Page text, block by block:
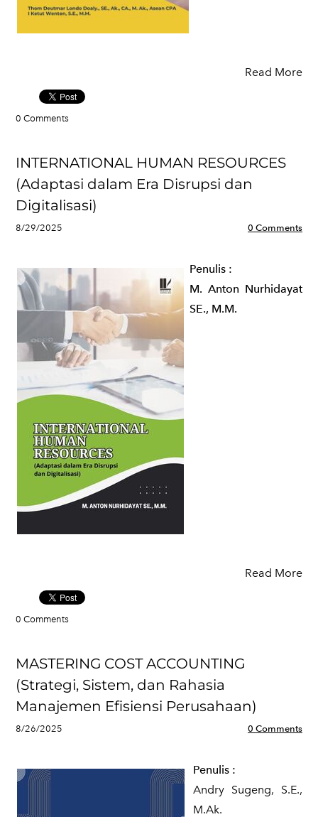
Read More
0 Comments
INTERNATIONAL HUMAN RESOURCES
(Adaptasi dalam Era Disrupsi dan
Digitalisasi)
8/29/2025 0 Comments
Penulis :
M. Anton Nurhidayat
SE., M.M.
Read More
0 Comments
MASTERING COST ACCOUNTING
(Strategi, Sistem, dan Rahasia
Manajemen Efisiensi Perusahaan)
8/26/2025 0 Comments
Penulis :
Andry Sugeng, S.E.,
M.Ak.